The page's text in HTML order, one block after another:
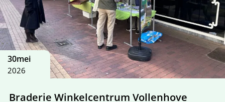
30mei
2026
Braderie Winkelcentrum Vollenhove